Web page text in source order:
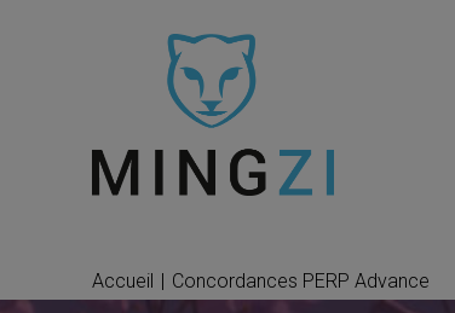
Accueil | Concordances PERP Advance